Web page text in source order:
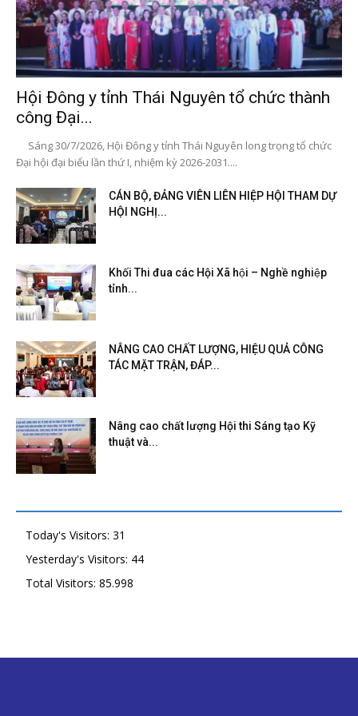
Hội Đông y tỉnh Thái Nguyên tổ chức thành
công Đại...
Sáng 30/7/2026, Hội Đông y tỉnh Thái Nguyên long trọng tổ chức
Đại hội đại biểu lần thứ I, nhiệm kỳ 2026-2031....
CÁN BỘ, ĐẢNG VIÊN LIÊN HIỆP HỘI THAM DỰ
HỘI NGHỊ...
Khối Thi đua các Hội Xã hội – Nghề nghiệp
tỉnh...
NÂNG CAO CHẤT LƯỢNG, HIỆU QUẢ CÔNG
TÁC MẶT TRẬN, ĐÁP...
Nâng cao chất lượng Hội thi Sáng tạo Kỹ
thuật và...
Today's Visitors: 31
Yesterday's Visitors: 44
Total Visitors: 85.998